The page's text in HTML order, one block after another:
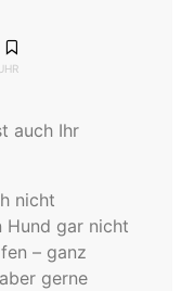
auch Ihr
nicht
Hund gar nicht
– ganz
gerne